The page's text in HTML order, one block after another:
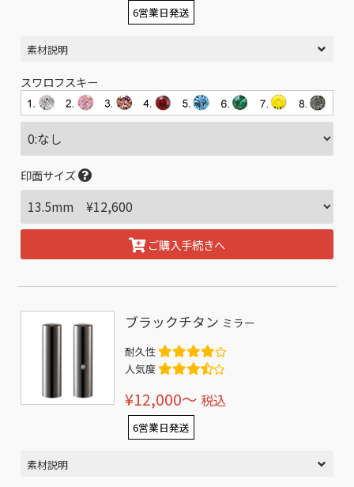
6営業日発送
素材説明
スワロフスキー
印面サイズ
ご購入手続きへ
ブラックチタン ミラー
耐久性
人気度
¥12,000〜 税込
6営業日発送
素材説明